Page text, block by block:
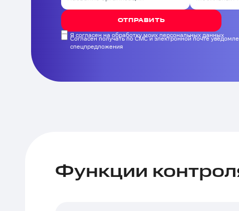
ОТПРАВИТЬ
Я согласен на обработку моих персональных данных
Согласен получать по СМС и электронной почте
спецпредложения
Функции